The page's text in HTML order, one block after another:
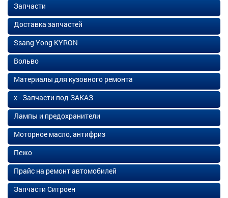
Запчасти
Доставка запчастей
Ssang Yong KYRON
Вольво
Материалы для кузовного ремонта
х - Запчасти под ЗАКАЗ
Лампы и предохранители
Моторное масло, антифриз
Пежо
Прайс на ремонт автомобилей
Запчасти Ситроен